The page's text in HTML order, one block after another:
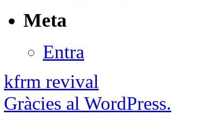
Meta
Entra
kfrm revival
Gràcies al WordPress.